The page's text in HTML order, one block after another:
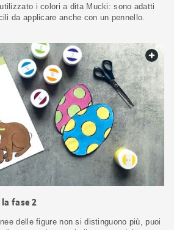
i colori a dita Mucki: sono adatti
da applicare anche con un pennello.
fase 2
delle figure non si distinguono più, puoi